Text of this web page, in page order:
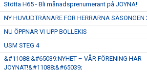
Stötta H65 - Bli månadsprenumerant på JOYNA!
NY HUVUDTRÄNARE FÖR HERRARNA
NU ÖPPNAR VI UPP BOLLEKIS
USM STEG 4
&#11088;&#65039;NYHET – VÅR FÖRENING HAR
JOYNAT!&#11088;&#65039;